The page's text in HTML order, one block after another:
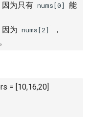
因为只有 nums[0]
能
为 nums[2] ，
= [10,16,20]